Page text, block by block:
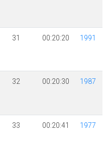
31 00:20:20 1991
32 00:20:30 1987
33 00:20:41 1977